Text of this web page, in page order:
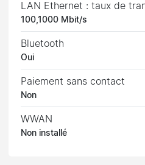
LAN Ethernet : taux de
100,1000 Mbit/s
Bluetooth
Oui
Paiement sans contact
Non
WWAN
Non installé